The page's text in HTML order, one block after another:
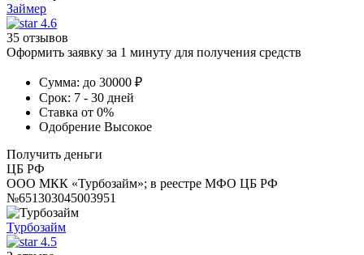
Займер
4.6
35 отзывов
Оформить заявку за 1 минуту для получения средств
Сумма: до 30000 ₽
Срок: 7 - 30 дней
Ставка от 0%
Одобрение Высокое
Получить деньги
ЦБ РФ
ООО МКК «Турбозайм»; в реестре МФО ЦБ РФ
№651303045003951
Турбозайм
4.5